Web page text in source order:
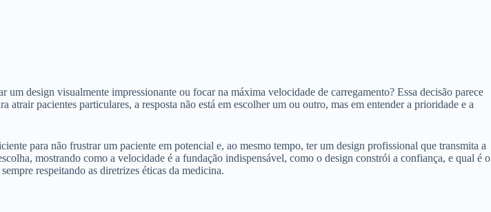
design visualmente impressionante ou focar na máxima velocidade de carregamento? Essa decisão parece
pacientes particulares, a resposta não está em escolher um ou outro, mas em entender a prioridade e a
para não frustrar um paciente em potencial e, ao mesmo tempo, ter um design profissional que transmita a
mostrando como a velocidade é a fundação indispensável, como o design constrói a confiança, e qual é o
respeitando as diretrizes éticas da medicina.